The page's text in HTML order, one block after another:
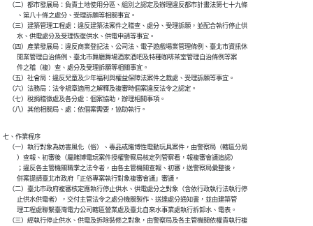
    （二）都市發展局：負責土地使用分區、組別之認定及辦理違反都市計畫法第七十九條
          、第八十條之處分、受理訴願等相關事宜。
    （三）建築管理工程處：違反建築法案件之稽查、處分、受理訴願，並配合執行停止供
          水、供電處分及受理恢復供水、供電申請等事宜。
    （四）產業發展局：違反商業登記法、公司法、電子遊戲場業管理條例、臺北市資訊休
          閒業管理自治條例、臺北市舞廳舞場酒家酒吧及特種咖啡茶室管理自治條例等案
          件之稽（複）查、處分及受理訴願等相關事宜。
    （五）社會局：違反兒童及少年福利與權益保障法案件之裁處、受理訴願等事宜。
    （六）法務局：法令規章適用之解釋及複審時個案違反法令之認定。
    （七）稅捐稽徵處及各分處：個案協助，辦理相關事項。
    （八）其他相關局、處：依個案需要，協助執行。
七、作業程序
    （一）執行對象為妨害風化（俗）、毒品或賭博性電動玩具案件，由警察局（轄區分局
          ）查報、初審後（屬賭博電玩案件授權警察局核定列管察看，報複審會議追認）
          ；違反各主管機關職掌之法令者，由各主管機關查報、初審，送警察局彙整後，
          併案提請臺北市政府「正俗專案執行對象複審會議」審議。
    （二）臺北市政府複審核定應執行停止供水、供電處分之對象（含依行政執行法執行停
          止供水供電者），交付主管法令之處分機關製作、送達處分通知書，並由建築管
          理工程處聯繫臺灣電力公司轄區營業處及臺北自來水事業處執行拆卸水、電表。
    （三）經執行停止供水、供電及拆除裝修之對象，由警察局及各主管機關依權責執行複